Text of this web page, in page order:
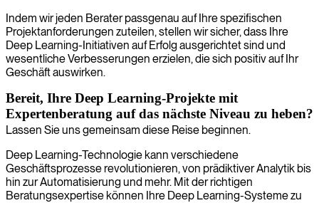
Indem wir jeden Berater passgenau auf Ihre spezifischen
Projektanforderungen zuteilen, stellen wir sicher, dass Ihre
Deep Learning-Initiativen auf Erfolg ausgerichtet sind und
wesentliche Verbesserungen erzielen, die sich positiv auf Ihr
Geschäft auswirken.
Bereit, Ihre Deep Learning-Projekte mit
Expertenberatung auf das nächste Niveau zu heben?
Lassen Sie uns gemeinsam diese Reise beginnen.
Deep Learning-Technologie kann verschiedene
Geschäftsprozesse revolutionieren, von prädiktiver Analytik bis
hin zur Automatisierung und mehr. Mit der richtigen
Beratungsexpertise können Ihre Deep Learning-Systeme zu